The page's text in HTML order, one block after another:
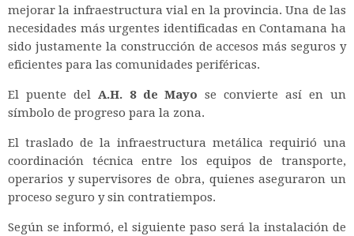
mejorar la infraestructura vial en la provincia. Una de las
necesidades más urgentes identificadas en Contamana ha
sido justamente la construcción de accesos más seguros y
eficientes para las comunidades periféricas.
El puente del A.H. 8 de Mayo se convierte así en un
símbolo de progreso para la zona.
El traslado de la infraestructura metálica requirió una
coordinación técnica entre los equipos de transporte,
operarios y supervisores de obra, quienes aseguraron un
proceso seguro y sin contratiempos.
Según se informó, el siguiente paso será la instalación de